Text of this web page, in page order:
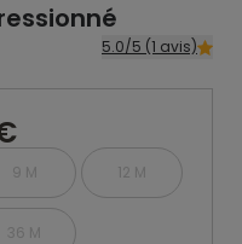
5.0/5 (1 avis)
9 M 12 M
36 M